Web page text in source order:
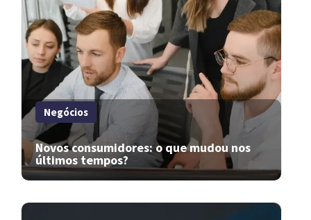
Negócios
Novos consumidores: o que mudou nos
últimos tempos?